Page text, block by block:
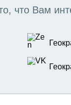
что Вам